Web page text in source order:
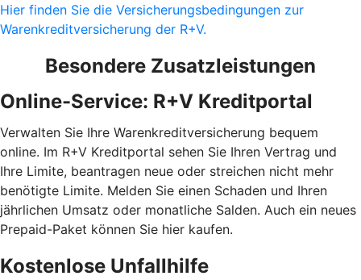
Hier finden Sie die Versicherungsbedingungen zur
Warenkreditversicherung der R+V.
Besondere Zusatzleistungen
Online-Service: R+V Kreditportal
Verwalten Sie Ihre Warenkreditversicherung bequem
online. Im R+V Kreditportal sehen Sie Ihren Vertrag und
Ihre Limite, beantragen neue oder streichen nicht mehr
benötigte Limite. Melden Sie einen Schaden und Ihren
jährlichen Umsatz oder monatliche Salden. Auch ein neues
Prepaid-Paket können Sie hier kaufen.
Kostenlose Unfallhilfe